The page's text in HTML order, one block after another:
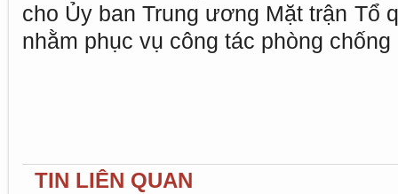
cho Ủy ban Trung ương Mặt trận Tổ
nhằm phục vụ công tác phòng
TIN LIÊN QUAN